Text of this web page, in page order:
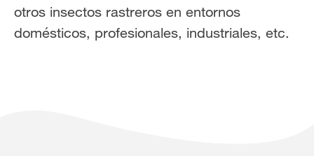
Servicio
otros insectos rastreros en entornos
domésticos, profesionales, industriales, etc.